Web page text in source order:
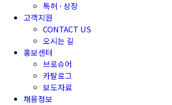
특허 · 상장
고객지원
CONTACT US
오시는 길
홍보센터
브로슈어
카탈로그
보도자료
채용정보